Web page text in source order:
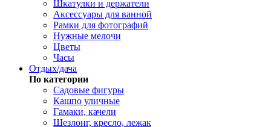
Шкатулки и держатели
Аксессуары для ванной
Рамки для фотографий
Нужные мелочи
Цветы
Часы
Отдых/дача
По категории
Садовые фигуры
Кашпо уличные
Гамаки, качели
Шезлонг, кресло, лежак